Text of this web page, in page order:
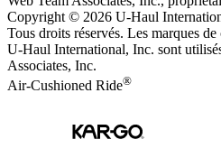
Copyright © 2026 U-Haul
Tous droits réservés. Les marques
U-Haul International, Inc. sont
Associates, Inc.
Air-Cushioned Ride®